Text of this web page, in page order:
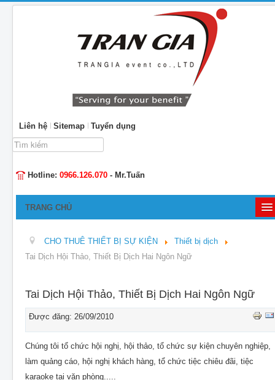
Liên hệ Sitemap
Tuyển dụng
Tìm
kiếm...
Hotline: 0966.126.070 - Mr.Tuấn
TRANG CHỦ
TỔ CHỨC SỰ KIỆN
THIẾT KẾ
THI CÔNG - LẮP ĐẶT THIẾT BỊ
CHO THUÊ THIẾT BỊ SỰ KIỆN
Thiết bị dịch
Tai Dịch Hội Thảo, Thiết Bị Dịch Hai Ngôn Ngữ
Tai Dịch Hội Thảo, Thiết Bị Dịch Hai Ngôn Ngữ
Được đăng: 26/09/2010
Chúng tôi tổ chức hội nghị, hội thảo, tổ chức sự kiện chuyên nghiệp,
làm quảng cáo, hội nghị khách hàng, tổ chức tiệc chiêu đãi, tiệc
karaoke tại văn phòng.....